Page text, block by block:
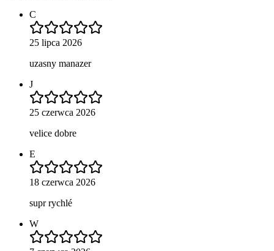
C
25 lipca 2026
uzasny manazer
J
25 czerwca 2026
velice dobre
E
18 czerwca 2026
supr rychlé
W